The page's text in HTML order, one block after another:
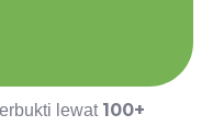
lewat 100+